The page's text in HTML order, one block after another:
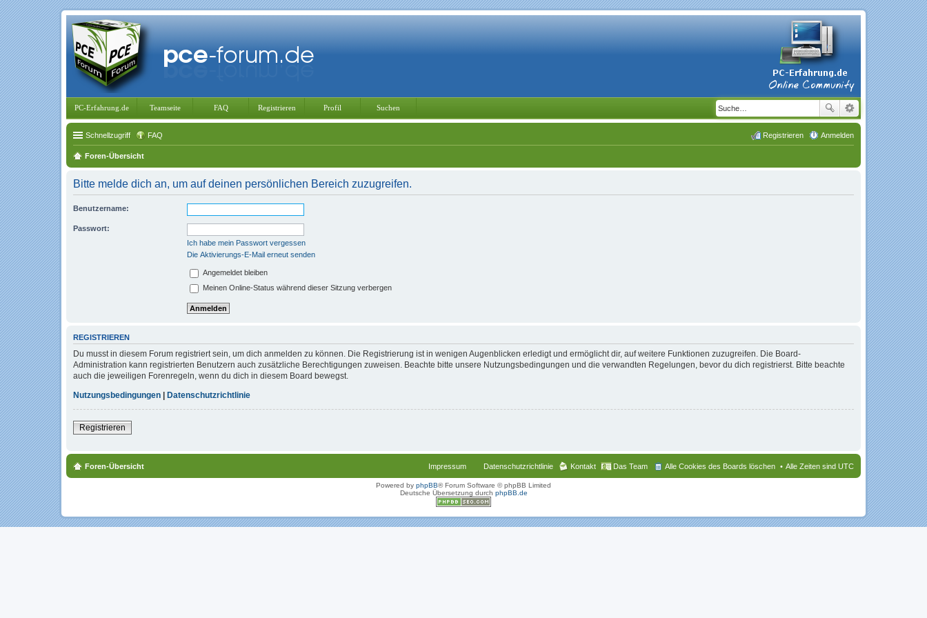
PC-Erfahrung.de Teamseite FAQ Registrieren Profil Suchen
Schnellzugriff FAQ Anmelden
Registrieren
Foren-Übersicht
Bitte melde dich an, um auf deinen persönlichen Bereich zuzugreifen.
Benutzername:
Passwort:
Ich habe mein Passwort vergessen
Die Aktivierungs-E-Mail erneut senden
Angemeldet bleiben
Meinen Online-Status während dieser Sitzung verbergen
REGISTRIEREN
Du musst in diesem Forum registriert sein, um dich anmelden zu können. Die Registrierung ist in wenigen Augenblicken erledigt und ermöglicht dir, auf weitere Funktionen zuzugreifen. Die Board-
Administration kann registrierten Benutzern auch zusätzliche Berechtigungen zuweisen. Beachte bitte unsere Nutzungsbedingungen und die verwandten Regelungen, bevor du dich registrierst. Bitte beachte
auch die jeweiligen Forenregeln, wenn du dich in diesem Board bewegst.
Nutzungsbedingungen | Datenschutzrichtlinie
Registrieren
Foren-Übersicht Alle Zeiten sind UTC
Alle Cookies des Boards löschen
Das Team
Kontakt
Datenschutzrichtlinie
Impressum
Powered by phpBB® Forum Software © phpBB Limited
Deutsche Übersetzung durch phpBB.de